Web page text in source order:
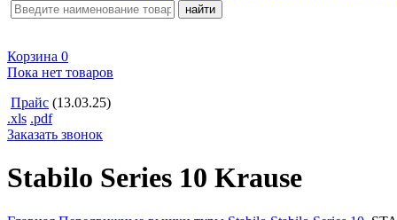
Корзина 0
Пока нет товаров
Прайс (13.03.25)
.xls .pdf
Заказать звонок
Stabilo Series 10 Krause